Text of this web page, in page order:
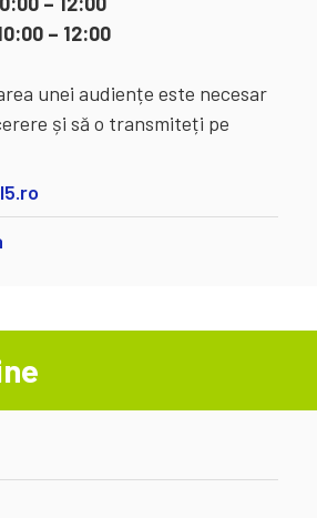
– 12:00
unei audiențe este necesar
și să o transmiteți pe